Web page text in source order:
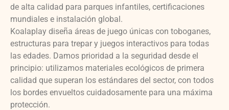
de alta calidad para parques infantiles, certificaciones
mundiales e instalación global.
Koalaplay diseña áreas de juego únicas con toboganes,
estructuras para trepar y juegos interactivos para todas
las edades. Damos prioridad a la seguridad desde el
principio: utilizamos materiales ecológicos de primera
calidad que superan los estándares del sector, con todos
los bordes envueltos cuidadosamente para una máxima
protección.